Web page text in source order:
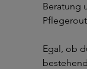
Beratung
Egal, ob